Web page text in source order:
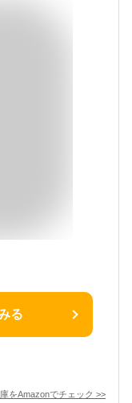
る
をAmazonでチェック >>